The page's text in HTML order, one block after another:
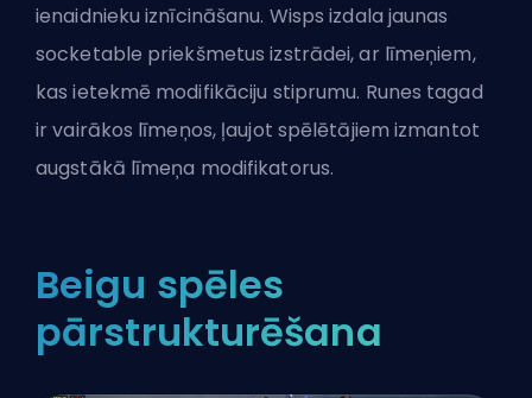
ienaidnieku iznīcināšanu. Wisps izdala jaunas
socketable priekšmetus izstrādei, ar līmeņiem,
kas ietekmē modifikāciju stiprumu. Runes tagad
ir vairākos līmeņos, ļaujot spēlētājiem izmantot
augstākā līmeņa modifikatorus.
Beigu spēles
pārstrukturēšana